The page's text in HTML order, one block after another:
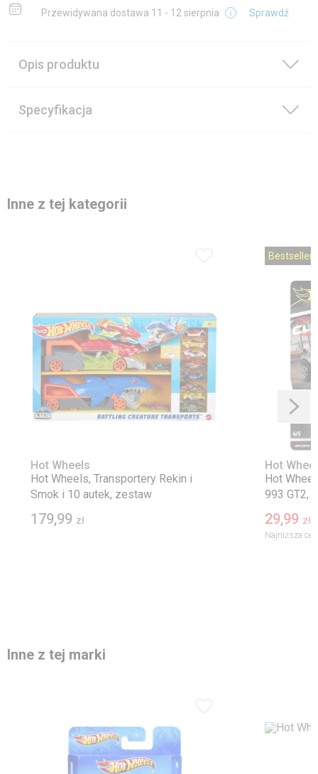
Przewidywana dostawa 11 - 12 sierpnia Sprawdź
Opis produktu
Specyfikacja
Inne z tej kategorii
Hot Wheels
Hot Wheels, Transportery Rekin i
Smok i 10 autek, zestaw
179,99 zł
Bestseller
Hot
Hot
993 GT2,
29,99 zł
Najniższa
Inne z tej marki